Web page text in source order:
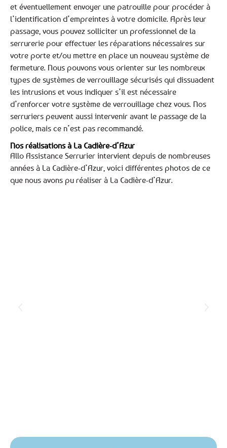
et éventuellement envoyer une patrouille pour procéder à
l’identification d’empreintes à votre domicile. Après leur
passage, vous pouvez solliciter un professionnel de la
serrurerie pour effectuer les réparations nécessaires sur
votre porte et/ou mettre en place un nouveau système de
fermeture. Nous pouvons vous orienter sur les nombreux
types de systèmes de verrouillage sécurisés qui dissuadent
les intrusions et vous indiquer s’il est nécessaire
d’renforcer votre système de verrouillage chez vous. Nos
serruriers peuvent aussi intervenir avant le passage de la
police, mais ce n’est pas recommandé.
Nos réalisations à La Cadière-d’Azur
Allo Assistance Serrurier intervient depuis de nombreuses
années à La Cadière-d’Azur, voici différentes photos de ce
que nous avons pu réaliser à La Cadière-d’Azur.